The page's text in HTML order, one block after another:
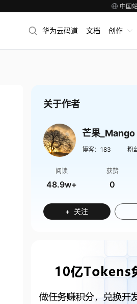
中国
华为云码道 文档 创作
关于作者
芒果_Mango
博客： 183 粉
阅读
48.9w+
获赞
0
+ 关注